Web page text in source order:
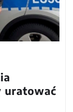
uratować